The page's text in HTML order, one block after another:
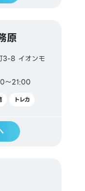
原
3-8 イオンモ
～21:00
トレカ